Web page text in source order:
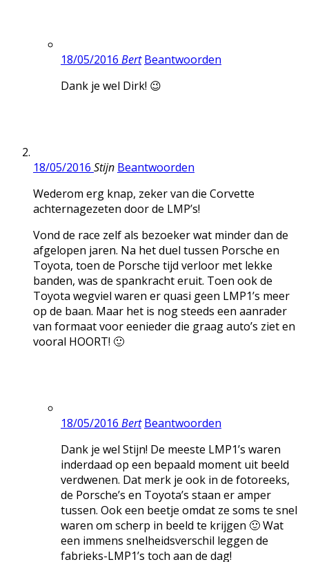
18/05/2016 Bert Beantwoorden
Dank je wel Dirk! 😉
18/05/2016 Stijn Beantwoorden
Wederom erg knap, zeker van die Corvette
achternagezeten door de LMP’s!
Vond de race zelf als bezoeker wat minder dan de
afgelopen jaren. Na het duel tussen Porsche en
Toyota, toen de Porsche tijd verloor met lekke
banden, was de spankracht eruit. Toen ook de
Toyota wegviel waren er quasi geen LMP1’s meer
op de baan. Maar het is nog steeds een aanrader
van formaat voor eenieder die graag auto’s ziet en
vooral HOORT! 🙂
18/05/2016 Bert Beantwoorden
Dank je wel Stijn! De meeste LMP1’s waren
inderdaad op een bepaald moment uit beeld
verdwenen. Dat merk je ook in de fotoreeks,
de Porsche’s en Toyota’s staan er amper
tussen. Ook een beetje omdat ze soms te snel
waren om scherp in beeld te krijgen 🙂 Wat
een immens snelheidsverschil leggen de
fabrieks-LMP1’s toch aan de dag!